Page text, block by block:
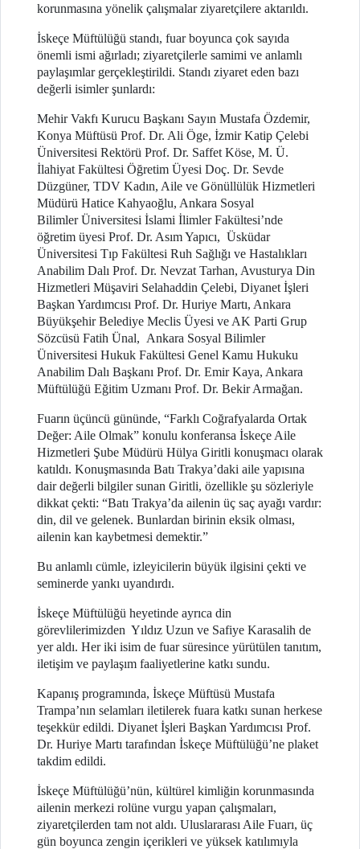
korunmasına yönelik çalışmalar ziyaretçilere aktarıldı.
İskeçe Müftülüğü standı, fuar boyunca çok sayıda
önemli ismi ağırladı; ziyaretçilerle samimi ve anlamlı
paylaşımlar gerçekleştirildi. Standı ziyaret eden bazı
değerli isimler şunlardı:
Mehir Vakfı Kurucu Başkanı Sayın Mustafa Özdemir,
Konya Müftüsü Prof. Dr. Ali Öge, İzmir Katip Çelebi
Üniversitesi Rektörü Prof. Dr. Saffet Köse, M. Ü.
İlahiyat Fakültesi Öğretim Üyesi Doç. Dr. Sevde
Düzgüner, TDV Kadın, Aile ve Gönüllülük Hizmetleri
Müdürü Hatice Kahyaoğlu, Ankara Sosyal
Bilimler Üniversitesi İslami İlimler Fakültesi’nde
öğretim üyesi Prof. Dr. Asım Yapıcı, Üsküdar
Üniversitesi Tıp Fakültesi Ruh Sağlığı ve Hastalıkları
Anabilim Dalı Prof. Dr. Nevzat Tarhan, Avusturya Din
Hizmetleri Müşaviri Selahaddin Çelebi, Diyanet İşleri
Başkan Yardımcısı Prof. Dr. Huriye Martı, Ankara
Büyükşehir Belediye Meclis Üyesi ve AK Parti Grup
Sözcüsü Fatih Ünal, Ankara Sosyal Bilimler
Üniversitesi Hukuk Fakültesi Genel Kamu Hukuku
Anabilim Dalı Başkanı Prof. Dr. Emir Kaya, Ankara
Müftülüğü Eğitim Uzmanı Prof. Dr. Bekir Armağan.
Fuarın üçüncü gününde, “Farklı Coğrafyalarda Ortak
Değer: Aile Olmak” konulu konferansa İskeçe Aile
Hizmetleri Şube Müdürü Hülya Giritli konuşmacı olarak
katıldı. Konuşmasında Batı Trakya’daki aile yapısına
dair değerli bilgiler sunan Giritli, özellikle şu sözleriyle
dikkat çekti: “Batı Trakya’da ailenin üç saç ayağı vardır:
din, dil ve gelenek. Bunlardan birinin eksik olması,
ailenin kan kaybetmesi demektir.”
Bu anlamlı cümle, izleyicilerin büyük ilgisini çekti ve
seminerde yankı uyandırdı.
İskeçe Müftülüğü heyetinde ayrıca din
görevlilerimizden Yıldız Uzun ve Safiye Karasalih de
yer aldı. Her iki isim de fuar süresince yürütülen tanıtım,
iletişim ve paylaşım faaliyetlerine katkı sundu.
Kapanış programında, İskeçe Müftüsü Mustafa
Trampa’nın selamları iletilerek fuara katkı sunan herkese
teşekkür edildi. Diyanet İşleri Başkan Yardımcısı Prof.
Dr. Huriye Martı tarafından İskeçe Müftülüğü’ne plaket
takdim edildi.
İskeçe Müftülüğü’nün, kültürel kimliğin korunmasında
ailenin merkezi rolüne vurgu yapan çalışmaları,
ziyaretçilerden tam not aldı. Uluslararası Aile Fuarı, üç
gün boyunca zengin içerikleri ve yüksek katılımıyla